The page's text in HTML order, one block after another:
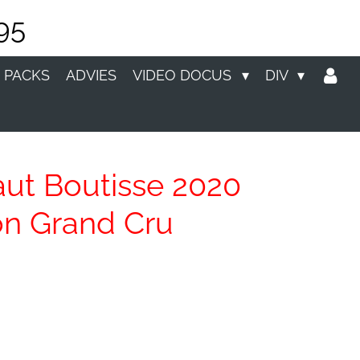
ADVIES VIDEO DOCUS DIV
Boutisse 2020
Grand Cru